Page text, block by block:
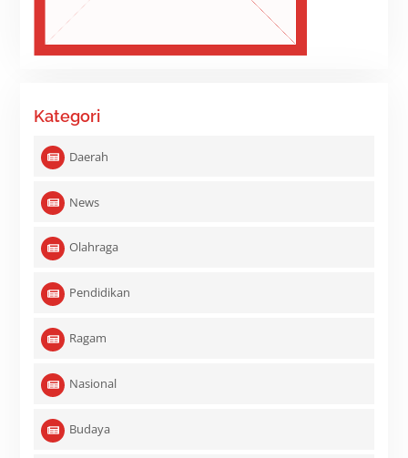
Kategori
Daerah
News
Olahraga
Pendidikan
Ragam
Nasional
Budaya